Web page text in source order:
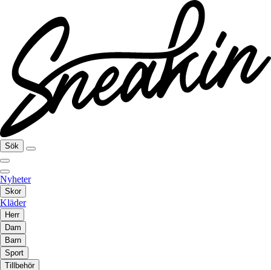
Sök
Nyheter
Skor
Kläder
Herr
Dam
Barn
Sport
Tillbehör